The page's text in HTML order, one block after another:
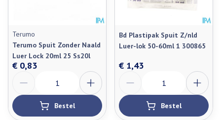
Terumo
Terumo Spuit Zonder Naald
Luer Lock 20ml 25 Ss20l
€ 0,83
Bestel
Bd Plastipak Spuit Z/nld
Luer-lok 50-60ml 1 300865
€ 1,43
Bestel